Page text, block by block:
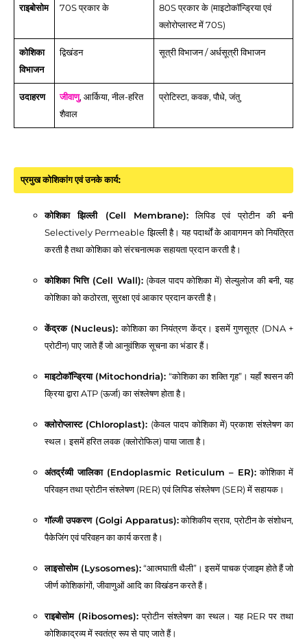
राइबोसोम 70S प्रकार के
80S प्रकार के (माइटोकॉन्ड्रिया एवं
क्लोरोप्लास्ट में 70S)
कोशिका
विभाजन
द्विखंडन सूत्री विभाजन / अर्धसूत्री विभाजन
उदाहरण जीवाणु, आर्किया, नील-हरित
शैवाल
प्रोटिस्टा, कवक, पौधे, जंतु
प्रमुख कोशिकांग एवं उनके कार्य:
कोशिका झिल्ली (Cell Membrane):लिपिड एवं प्रोटीन की बनी
Selectively Permeable झिल्ली है। यह पदार्थों के आवागमन को नियंत्रित
करती है तथा कोशिका को संरचनात्मक सहायता प्रदान करती है।
कोशिका भित्ति (Cell Wall):(केवल पादप कोशिका में) सेल्युलोज की बनी, यह
कोशिका को कठोरता, सुरक्षा एवं आकार प्रदान करती है।
केंद्रक (Nucleus): कोशिका का नियंत्रण केंद्र। इसमें गुणसूत्र (DNA +
प्रोटीन) पाए जाते हैं जो आनुवंशिक सूचना का भंडार हैं।
माइटोकॉन्ड्रिया (Mitochondria): “कोशिका का शक्ति गृह”। यहाँ श्वसन की
क्रिया द्वारा ATP (ऊर्जा) का संश्लेषण होता है।
क्लोरोप्लास्ट (Chloroplast): (केवल पादप कोशिका में) प्रकाश संश्लेषण का
स्थल। इसमें हरित लवक (क्लोरोफिल) पाया जाता है।
अंतर्द्रव्यी जालिका (Endoplasmic Reticulum – ER): कोशिका में
परिवहन तथा प्रोटीन संश्लेषण (RER) एवं लिपिड संश्लेषण (SER) में सहायक।
गॉल्जी उपकरण (Golgi Apparatus):कोशिकीय स्राव, प्रोटीन के संशोधन,
पैकेजिंग एवं परिवहन का कार्य करता है।
लाइसोसोम (Lysosomes):“आत्मघाती थैली”। इसमें पाचक एंजाइम होते हैं जो
जीर्ण कोशिकांगों, जीवाणुओं आदि का विखंडन करते हैं।
राइबोसोम (Ribosomes): प्रोटीन संश्लेषण का स्थल। यह RER पर तथा
कोशिकाद्रव्य में स्वतंत्र रूप से पाए जाते हैं।